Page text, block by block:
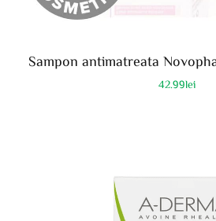
Sampon antimatreata
42.99lei